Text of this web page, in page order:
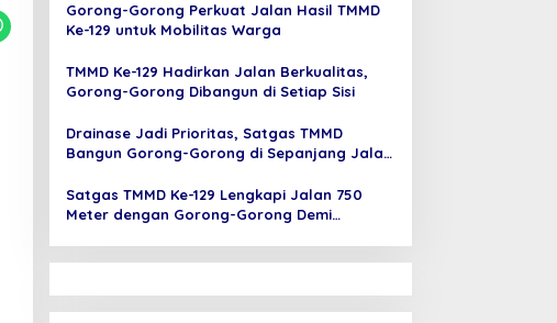
Gorong-Gorong Perkuat Jalan Hasil TMMD
Ke-129 untuk Mobilitas Warga
TMMD Ke-129 Hadirkan Jalan Berkualitas,
Gorong-Gorong Dibangun di Setiap Sisi
Drainase Jadi Prioritas, Satgas TMMD
Bangun Gorong-Gorong di Sepanjang Jalan
Satgas TMMD Ke-129 Lengkapi Jalan 750
Meter dengan Gorong-Gorong Demi